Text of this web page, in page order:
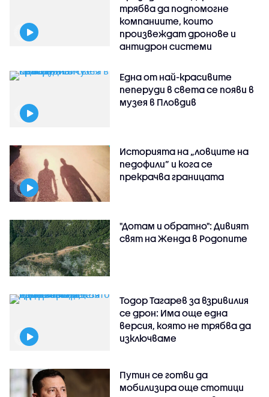
трябва да подпомогне
компаниите, които
произвеждат дронове и
антидрон системи
Една от най-красивите
пеперуди в света се появи в
музея в Пловдив
Историята на „ловците на
педофили” и кога се
прекрачва границата
"Дотам и обратно": Дивият
свят на Женда в Родопите
Тодор Тагарев за взривилия
се дрон: Има още една
версия, която не трябва да
изключваме
Путин се готви да
мобилизира още стотици